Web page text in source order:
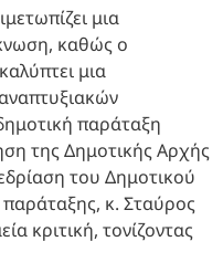
μια
καθώς ο
μια
παράταξη
της Δημοτικής Αρχής
του Δημοτικού
κ. Σταύρος
κριτική, τονίζοντας